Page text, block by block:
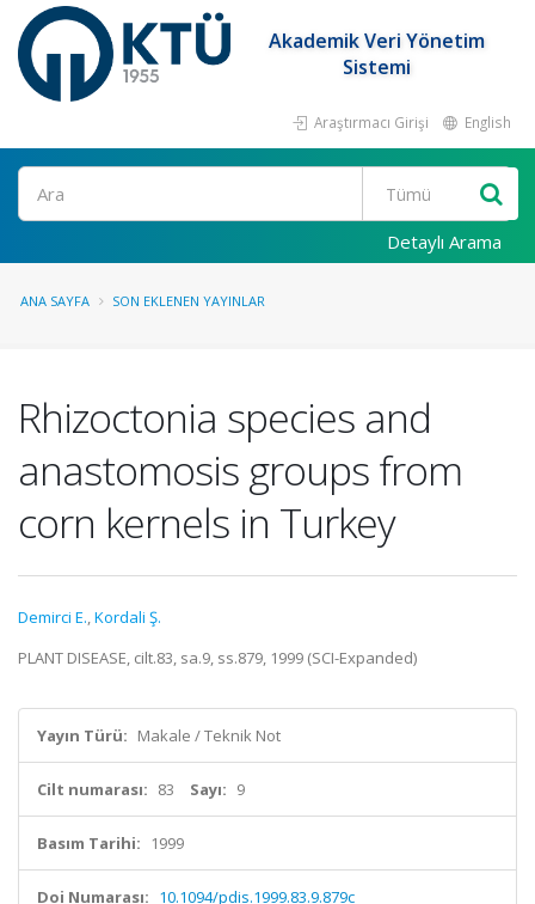
Akademik Veri Yönetim
Sistemi
Araştırmacı Girişi English
Ara
Detaylı Arama
ANA SAYFA SON EKLENEN YAYINLAR
Rhizoctonia species and
anastomosis groups from
corn kernels in Turkey
Demirci E.,Kordali Ş.
PLANT DISEASE, cilt.83, sa.9, ss.879, 1999 (SCI-Expanded)
Yayın Türü: Makale / Teknik Not
Cilt numarası: 83 Sayı: 9
Basım Tarihi: 1999
Doi Numarası: 10.1094/pdis.1999.83.9.879c